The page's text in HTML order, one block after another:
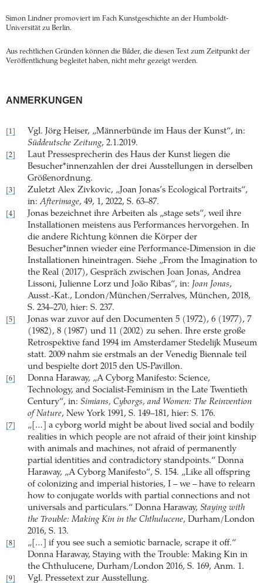
Simon Lindner promoviert im Fach Kunstgeschichte an der Humboldt-
Universität zu Berlin.
Aus rechtlichen Gründen können die Bilder, die diesen Text zum Zeitpunkt der
Veröffentlichung begleitet haben, nicht mehr gezeigt werden.
ANMERKUNGEN
[1]
Vgl. Jörg Heiser, „Männerbünde im Haus der Kunst“, in:
Süddeutsche Zeitung, 2.1.2019.
[2]
Laut Pressesprecherin des Haus der Kunst liegen die
Besucher*innenzahlen der drei Ausstellungen in derselben
Größenordnung.
[3]
Zuletzt Alex Zivkovic, „Joan Jonas’s Ecological Portraits“,
in:Afterimage, 49, 1, 2022, S. 63–87.
[4]
Jonas bezeichnet ihre Arbeiten als „stage sets“, weil ihre
Installationen meistens aus Performances hervorgehen. In
die andere Richtung können die Körper der
Besucher*innen wieder eine Performance-Dimension in die
Installationen hineintragen. Siehe „From the Imagination to
the Real (2017), Gespräch zwischen Joan Jonas, Andrea
Lissoni, Julienne Lorz und João Ribas“, in: Joan Jonas,
Ausst.-Kat., London/München/Serralves, München, 2018,
S. 234–270, hier: S. 237.
[5]
Jonas war zuvor auf den Documenten 5 (1972), 6 (1977), 7
(1982), 8 (1987) und 11 (2002) zu sehen. Ihre erste große
Retrospektive fand 1994 im Amsterdamer Stedelijk Museum
statt. 2009 nahm sie erstmals an der Venedig Biennale teil
und bespielte dort 2015 den US-Pavillon.
[6]
Donna Haraway, „A Cyborg Manifesto: Science,
Technology, and Socialist-Feminism in the Late Twentieth
Century“, in: Simians, Cyborgs, and Women: The Reinvention
of Nature, New York 1991, S. 149–181, hier: S. 176.
[7]
„[…] a cyborg world might be about lived social and bodily
realities in which people are not afraid of their joint kinship
with animals and machines, not afraid of permanently
partial identities and contradictory standpoints.“ Donna
Haraway, „A Cyborg Manifesto“, S. 154. „Like all offspring
of colonizing and imperial histories, I – we – have to relearn
how to conjugate worlds with partial connections and not
universals and particulars.“ Donna Haraway, Staying with
the Trouble: Making Kin in the Chthulucene, Durham/London
2016, S. 13.
[8]
„[…] if you see such a semiotic barnacle, scrape it off.“
Donna Haraway, Staying with the Trouble: Making Kin in
the Chthulucene, Durham/London 2016, S. 169, Anm. 1.
[9] Vgl. Pressetext zur Ausstellung.